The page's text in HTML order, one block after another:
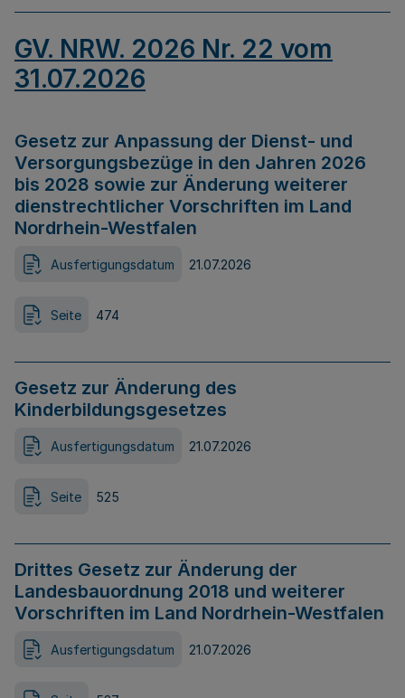
GV. NRW. 2026 Nr. 22 vom
31.07.2026
Gesetz zur Anpassung der Dienst- und
Versorgungsbezüge in den Jahren 2026
bis 2028 sowie zur Änderung weiterer
dienstrechtlicher Vorschriften im Land
Nordrhein-Westfalen
Ausfertigungsdatum 21.07.2026
Seite 474
Gesetz zur Änderung des
Kinderbildungsgesetzes
Ausfertigungsdatum 21.07.2026
Seite 525
Drittes Gesetz zur Änderung der
Landesbauordnung 2018 und weiterer
Vorschriften im Land Nordrhein-Westfalen
Ausfertigungsdatum 21.07.2026